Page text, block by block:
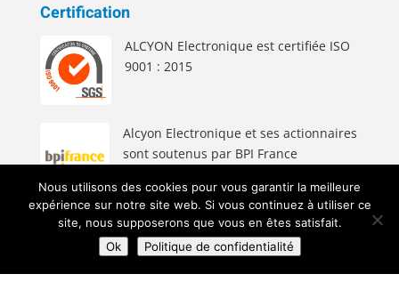
Certification
ALCYON Electronique est certifiée ISO
9001 : 2015
Alcyon Electronique et ses actionnaires
sont soutenus par BPI France
Nous utilisons des cookies pour vous garantir la meilleure
expérience sur notre site web. Si vous continuez à utiliser ce
site, nous supposerons que vous en êtes satisfait.
Ok
Politique de confidentialité